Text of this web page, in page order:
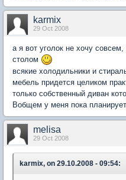
karmix
29 Oct 2008
а я вот уголок не хочу
столом
всякие холодильники и
мебель придется целиком
только собственный диван
Вобщем у меня пока
melisa
29 Oct 2008
karmix, on 29.10.2008 - 09:54: